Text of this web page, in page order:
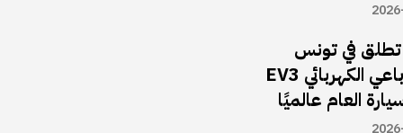
تطلق في تونس
سيارة الـدفع الرباعي الكهربائي EV3
العام عالميًا